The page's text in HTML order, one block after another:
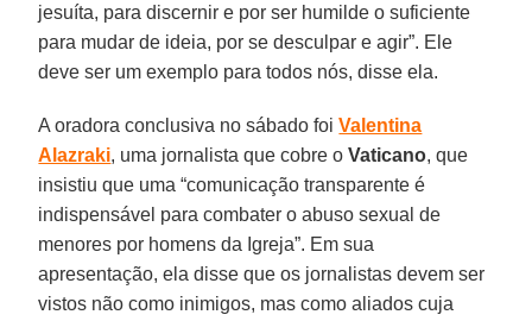
jesuíta, para discernir e por ser humilde o suficiente
para mudar de ideia, por se desculpar e agir”. Ele
deve ser um exemplo para todos nós, disse ela.
A oradora conclusiva no sábado foiValentina
Alazraki, uma jornalista que cobre oVaticano, que
insistiu que uma “comunicação transparente é
indispensável para combater o abuso sexual de
menores por homens da Igreja”. Em sua
apresentação, ela disse que os jornalistas devem ser
vistos não como inimigos, mas como aliados cuja